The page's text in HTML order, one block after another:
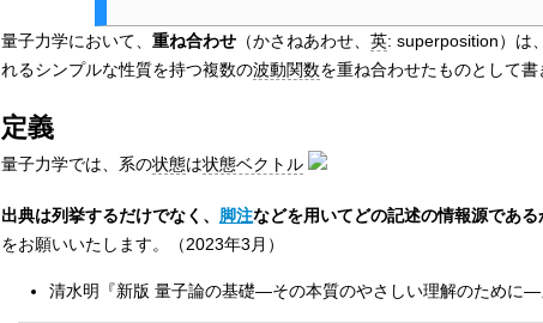
量子力学において、 重ね合わせ（かさねあわせ、 英: superposition）は
れるシンプルな性質を持つ複数の波動関数を重ね合わせたものとして書
定義
量子力学では、系の状態は状態ベクトル
出典は列挙するだけでなく、 脚注などを用いてどの記述の情報源である
をお願いいたします。
（2023年3月 ）
清水明『新版 量子論の基礎―その本質のやさしい理解のために―